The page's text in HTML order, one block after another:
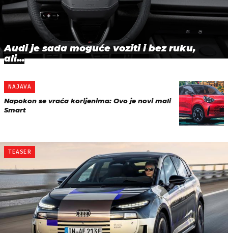
Audi je sada moguće voziti i bez ruku,
ali...
NAJAVA
Napokon se vraća korijenima: Ovo je novi mali
Smart
TEASER